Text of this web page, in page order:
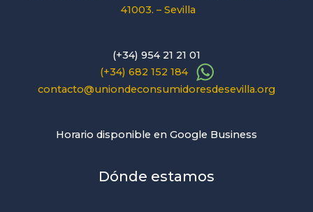
41003. – Sevilla
(+34) 954 21 21 01
(+34) 682 152 184
contacto@uniondeconsumidoresdesevilla.org
Horario disponible en Google Business
Dónde estamos